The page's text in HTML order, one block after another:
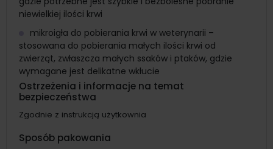
niewielkiej ilości krwi
mikroigła do pobierania krwi w weterynarii –
stosowana do pobierania małych ilości krwi od
zwierząt, zwłaszcza małych ssaków i ptaków, gdzie
wymagane jest delikatne wkłucie
Ostrzeżenia i informacje na temat
bezpieczeństwa
Zgodnie z instrukcją użytkownia
Sposób pakowania